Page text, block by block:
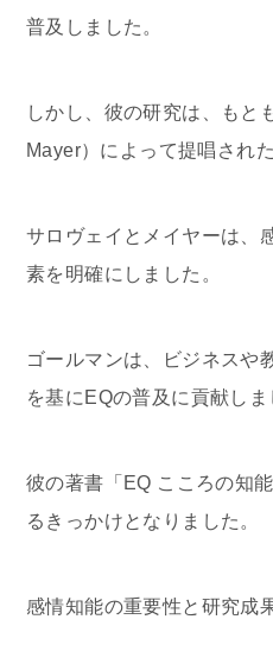
普及しました。
しかし、彼の研究は、もと
Mayer）によって提唱され
サロヴェイとメイヤーは、
素を明確にしました。
ゴールマンは、ビジネスや
を基にEQの普及に貢献しま
彼の著書「EQ こころの知
るきっかけとなりました。
感情知能の重要性と研究成